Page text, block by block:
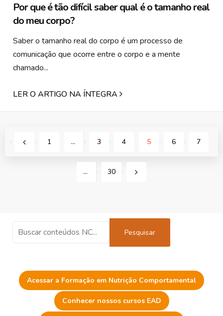
Por que é tão difícil saber qual é o tamanho real
do meu corpo?
Saber o tamanho real do corpo é um processo de
comunicação que ocorre entre o corpo e a mente
chamado...
LER O ARTIGO NA ÍNTEGRA
1 … 3 4 5 6 7
… 30
Pesquisar
Acessar a Formação em Nutrição Comportamental
Conhecer nossos cursos EAD